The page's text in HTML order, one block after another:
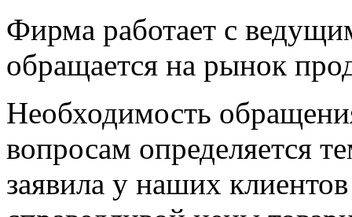
Фирма работает с
обращается на рынок
Необходимость
вопросам определяется
заявила у наших